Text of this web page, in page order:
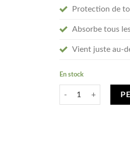
Protection de
Absorbe tous
Vient juste au-
En stock
quantité de Créez